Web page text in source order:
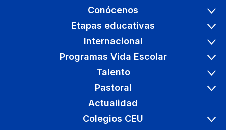
Conócenos
Etapas educativas
Internacional
Programas Vida Escolar
Talento
Pastoral
Actualidad
Colegios CEU